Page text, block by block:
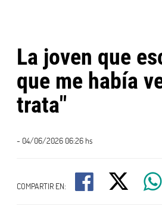
La joven que
que me había
trata"
- 04/06/2026 06:26 hs
COMPARTIR EN: